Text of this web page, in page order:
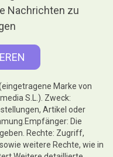
Nachrichten zu
Marke von
S.L.). Zweck:
Artikel oder
Die
Rechte: Zugriff,
weitere Rechte, wie in